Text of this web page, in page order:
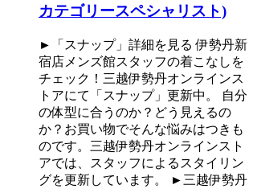
カテゴリースペシャリスト)
►「スナップ」詳細を見る 伊勢丹新
宿店メンズ館スタッフの着こなしを
チェック！三越伊勢丹オンラインス
トアにて「スナップ」更新中。 自分
の体型に合うのか？どう見えるの
か？お買い物でそんな悩みはつきも
のです。三越伊勢丹オンラインスト
アでは、スタッフによるスタイリン
グを更新しています。 ►三越伊勢丹